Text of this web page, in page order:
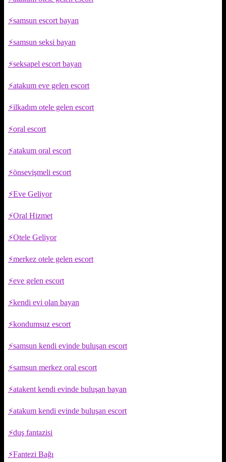
samsun escort bayan
samsun seksi bayan
seksapel escort bayan
atakum eve gelen escort
ilkadım otele gelen escort
oral escort
atakum oral escort
önsevişmeli escort
Eve Geliyor
Oral Hizmet
Otele Geliyor
merkez otele gelen escort
eve gelen escort
kendi evi olan bayan
kondumsuz escort
samsun kendi evinde buluşan escort
samsun merkez oral escort
atakent kendi evinde buluşan bayan
atakum kendi evinde buluşan escort
duş fantazisi
Fantezi Bağı